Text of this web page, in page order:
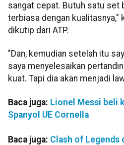
sangat cepat. Butuh satu set
terbiasa dengan kualitasnya,"
dikutip dari ATP.
"Dan, kemudian setelah itu
saya menyelesaikan
kuat. Tapi dia akan menjadi
Baca juga: Lionel Messi beli
Spanyol UE Cornella
Baca juga: Clash of Legends